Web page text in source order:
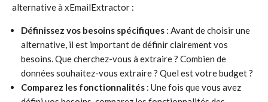
alternative à xEmailExtractor :
Définissez vos besoins spécifiques : Avant de choisir une
alternative, il est important de définir clairement vos
besoins. Que cherchez-vous à extraire ? Combien de
données souhaitez-vous extraire ? Quel est votre budget ?
Comparez les fonctionnalités : Une fois que vous avez